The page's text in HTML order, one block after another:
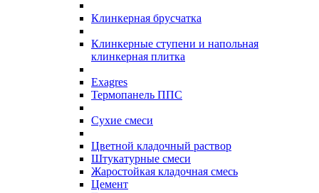
Клинкерная брусчатка
Клинкерные ступени и напольная
клинкерная плитка
Exagres
Термопанель ППС
Сухие смеси
Цветной кладочный раствор
Штукатурные смеси
Жаростойкая кладочная смесь
Цемент